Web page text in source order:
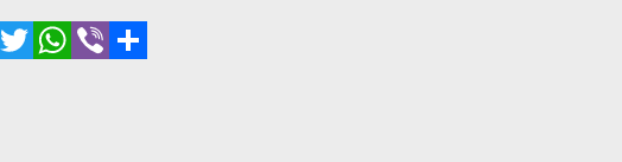
FacebookTwitterWhatsApp
Viber